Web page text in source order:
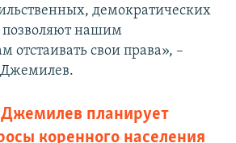
демократических
позволяют нашим
отстаивать свои права», –
Джемилев.
планирует
коренного населения